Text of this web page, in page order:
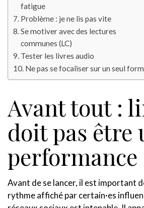
fatigue
Problème : je ne lis pas vite
Se motiver avec des lectures
communes (LC)
Tester les livres audio
Ne pas se focaliser sur un seul
Avant tout :
doit pas être
performance
Avant de se lancer, il est important
rythme affiché par certain·es